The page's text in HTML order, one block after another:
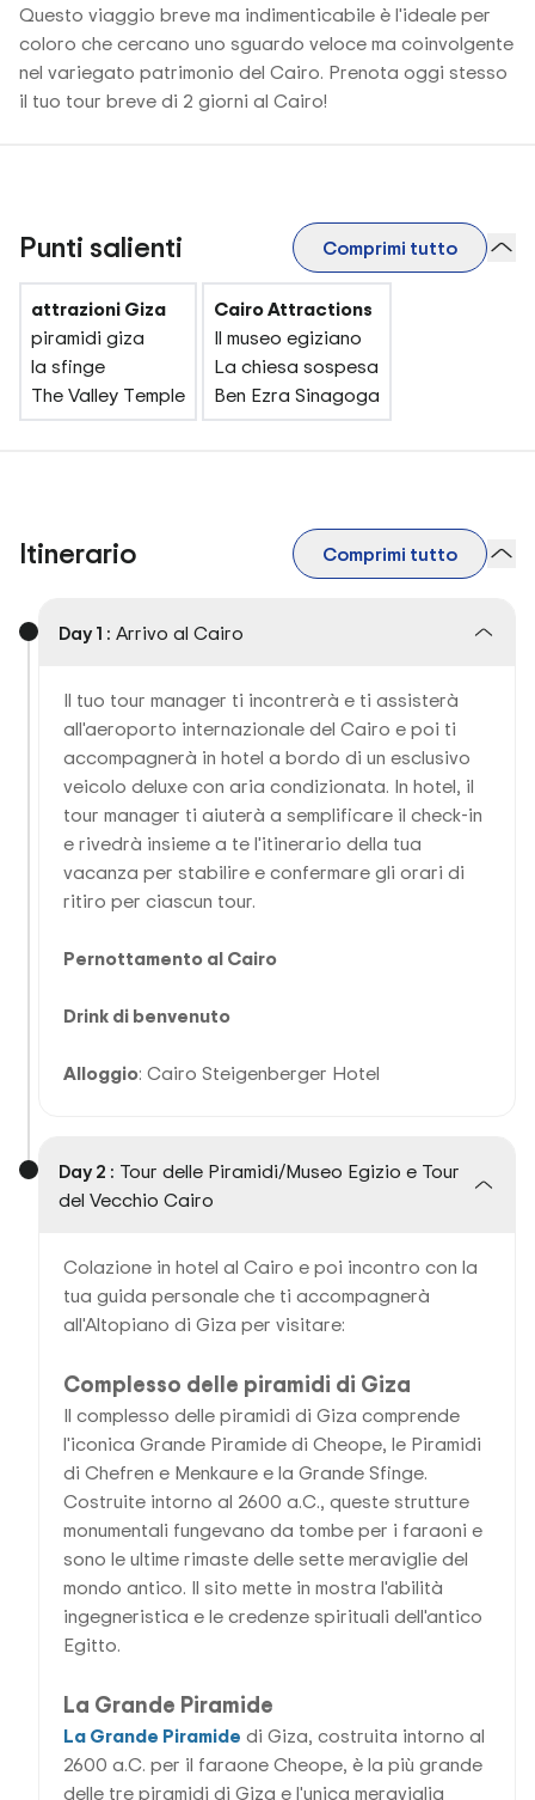
Questo viaggio breve ma indimenticabile è l'ideale per
coloro che cercano uno sguardo veloce ma coinvolgente
nel variegato patrimonio del Cairo. Prenota oggi stesso
il tuo tour breve di 2 giorni al Cairo!
Punti salienti Comprimi tutto
attrazioni Giza
piramidi giza
la sfinge
The Valley Temple
Cairo Attractions
Il museo egiziano
La chiesa sospesa
Ben Ezra Sinagoga
Itinerario Comprimi tutto
Day 1 : Arrivo al Cairo
Il tuo tour manager ti incontrerà e ti assisterà
all'aeroporto internazionale del Cairo e poi ti
accompagnerà in hotel a bordo di un esclusivo
veicolo deluxe con aria condizionata. In hotel, il
tour manager ti aiuterà a semplificare il check-in
e rivedrà insieme a te l'itinerario della tua
vacanza per stabilire e confermare gli orari di
ritiro per ciascun tour.
Pernottamento al Cairo
Drink di benvenuto
Alloggio: Cairo Steigenberger Hotel
Day 2 : Tour delle Piramidi/Museo Egizio e Tour
del Vecchio Cairo
Colazione in hotel al Cairo e poi incontro con la
tua guida personale che ti accompagnerà
all'Altopiano di Giza per visitare:
Complesso delle piramidi di Giza
Il complesso delle piramidi di Giza comprende
l'iconica Grande Piramide di Cheope, le Piramidi
di Chefren e Menkaure e la Grande Sfinge.
Costruite intorno al 2600 a.C., queste strutture
monumentali fungevano da tombe per i faraoni e
sono le ultime rimaste delle sette meraviglie del
mondo antico. Il sito mette in mostra l'abilità
ingegneristica e le credenze spirituali dell'antico
Egitto.
La Grande Piramide
La Grande Piramide di Giza, costruita intorno al
2600 a.C. per il faraone Cheope, è la più grande
delle tre piramidi di Giza e l'unica meraviglia